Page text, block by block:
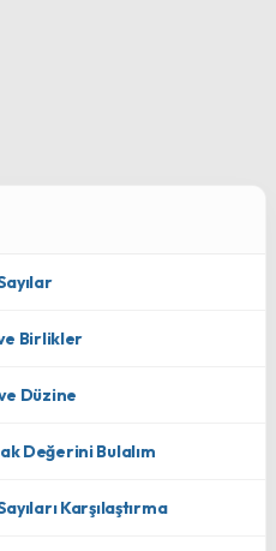
Birlikler
Düzine
Değerini Bulalım
Karşılaştırma